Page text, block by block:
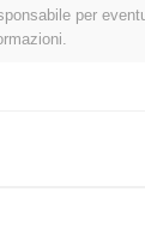
Yuan ha
crypto
per